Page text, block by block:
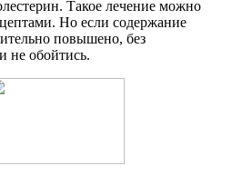
Такое лечение можно
Но если содержание
повышено, без
не обойтись.